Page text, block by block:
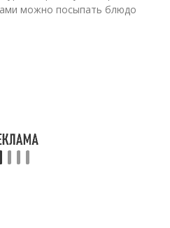
можно посыпать блюдо